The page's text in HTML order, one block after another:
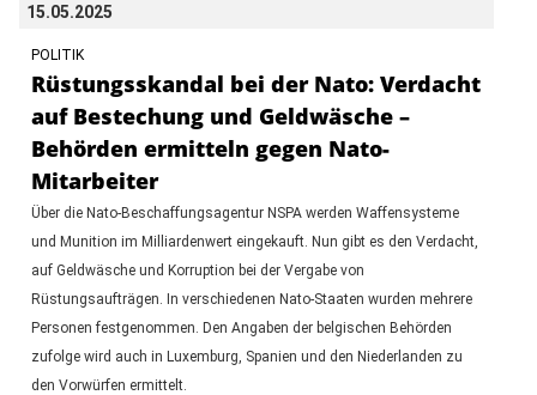
15.05.2025
POLITIK
Rüstungsskandal bei der Nato: Verdacht
auf Bestechung und Geldwäsche –
Behörden ermitteln gegen Nato-
Mitarbeiter
Über die Nato-Beschaffungsagentur NSPA werden Waffensysteme
und Munition im Milliardenwert eingekauft. Nun gibt es den Verdacht,
auf Geldwäsche und Korruption bei der Vergabe von
Rüstungsaufträgen. In verschiedenen Nato-Staaten wurden mehrere
Personen festgenommen. Den Angaben der belgischen Behörden
zufolge wird auch in Luxemburg, Spanien und den Niederlanden zu
den Vorwürfen ermittelt.